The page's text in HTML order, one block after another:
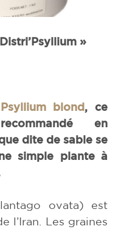
»
Psyllium blond, ce
en
dite de sable se
simple plante à
ovata) est
l’Iran. Les graines